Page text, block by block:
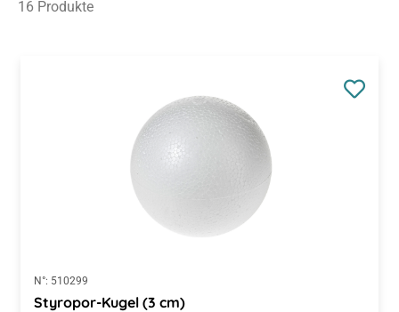
16 Produkte
N°: 510299
Styropor-Kugel (3 cm)